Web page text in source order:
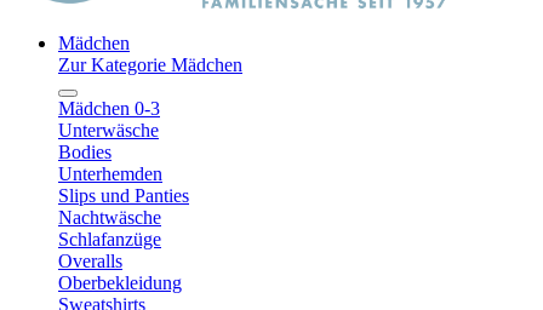
Mädchen
Zur Kategorie Mädchen
Mädchen 0-3
Unterwäsche
Bodies
Unterhemden
Slips und Panties
Nachtwäsche
Schlafanzüge
Overalls
Oberbekleidung
Sweatshirts